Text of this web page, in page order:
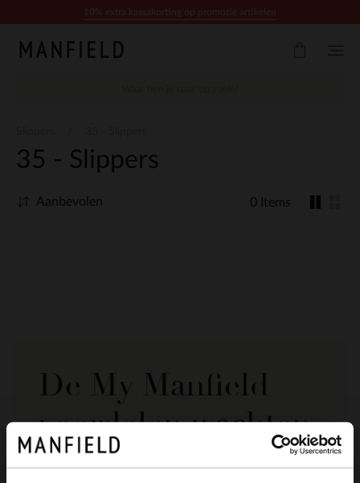
35 - Slippers
0 Items
Aanbevolen
De My Manfield
voordelen wachten
op je.